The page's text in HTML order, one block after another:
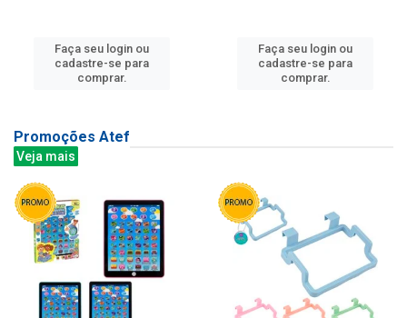
Faça seu login ou
cadastre-se para
comprar.
Faça seu login ou
cadastre-se para
comprar.
Promoções Atef
Veja mais